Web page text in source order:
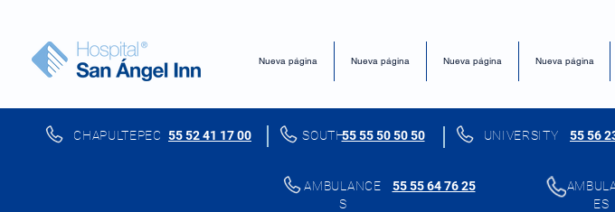
Nueva página Nueva página Nueva página Nueva página
CHAPULTEPEC 55 52 41 17 00 55 55 50 50 50
SOUTH UNIVERSITY 55 56
AMBULANCE
S
55 55 64 76 25
ES